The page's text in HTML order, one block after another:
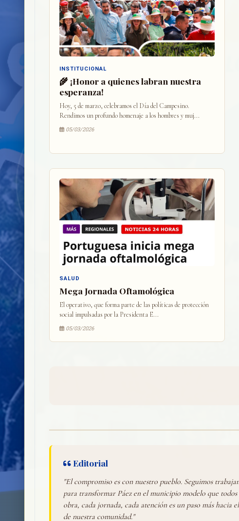
INSTITUCIONAL
🌾 ¡Honor a quienes labran nuestra
esperanza!
Hoy, 5 de marzo, celebramos el Día del Campesino.
Rendimos un profundo homenaje a los hombres y muj...
05/03/2026
SALUD
Mega Jornada Oftamológica
El operativo, que forma parte de las políticas de protección
social impulsadas por la Presidenta E...
05/03/2026
Editorial
"El compromiso es con nuestro pueblo. Seguimos
para transformar Páez en el municipio modelo que todos
obra, cada jornada, cada atención es un paso más hacia
de nuestra comunidad."